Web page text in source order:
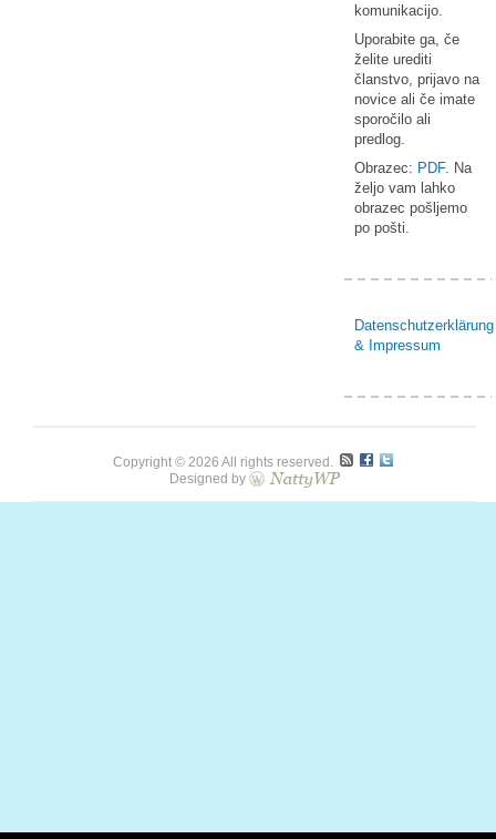
komunikacijo.
Uporabite ga, če
želite urediti
članstvo, prijavo na
novice ali če imate
sporočilo ali
predlog.
Obrazec: PDF. Na
željo vam lahko
obrazec pošljemo
po pošti.
Datenschutzerklärung
& Impressum
Copyright © 2026 All rights reserved.
Designed by